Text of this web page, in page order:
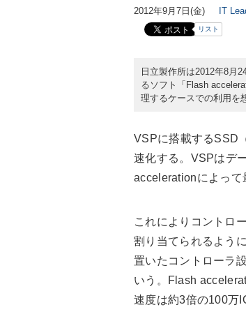
2012年9月7日(金) IT
リスト
日立製作所は2012年8月
るソフト「Flash
理するケースでの利用を
VSPに搭載するSSD
速化する。VSPはデ
accelerationによって
これによりコントロ
割り当てられるよう
置いたコントローラ
いう。Flash
速度は約3倍の100万